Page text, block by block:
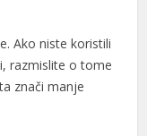
Ako niste koristili
razmislite o tome
znači manje